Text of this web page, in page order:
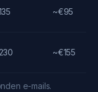
~€95
~€155
e-mails.